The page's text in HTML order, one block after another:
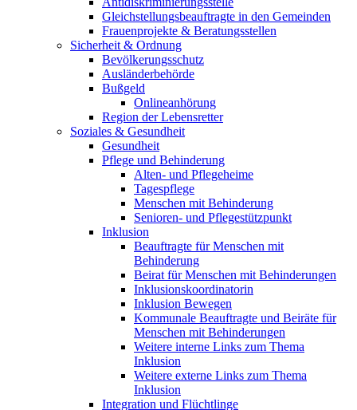
Gleichstellungsbeauftragte in den Gemeinden
Frauenprojekte & Beratungsstellen
Sicherheit & Ordnung
Bevölkerungsschutz
Ausländerbehörde
Bußgeld
Onlineanhörung
Region der Lebensretter
Soziales & Gesundheit
Gesundheit
Pflege und Behinderung
Alten- und Pflegeheime
Tagespflege
Menschen mit Behinderung
Senioren- und Pflegestützpunkt
Inklusion
Beauftragte für Menschen mit
Behinderung
Beirat für Menschen mit Behinderungen
Inklusionskoordinatorin
Inklusion Bewegen
Kommunale Beauftragte und Beiräte für
Menschen mit Behinderungen
Weitere interne Links zum Thema
Inklusion
Weitere externe Links zum Thema
Inklusion
Integration und Flüchtlinge